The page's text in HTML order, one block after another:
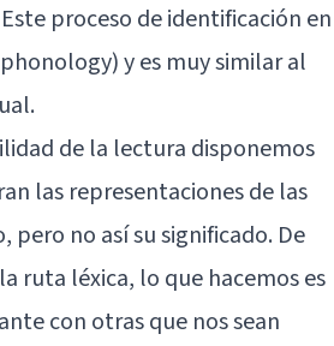
proceso de identificación en
y es muy similar al
de la lectura disponemos
las representaciones de las
no así su significado. De
ruta léxica, lo que hacemos es
con otras que nos sean